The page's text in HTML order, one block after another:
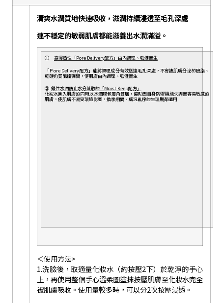
清爽水潤質地快速吸收，滋潤持續浸透至毛孔深處
連不穩定的敏弱肌膚都能滋養出水潤滿溢。
① 高浸透性「Pore Delivery配方」由內調理、強健而生
「Ｐore Delivery配方」能將調理成分有效送達毛孔深處，不會被肌膚分泌的皮脂、
乾硬角質阻擋彈開，使肌膚由內調理、強健而生
② 鎖住水潤防止水分蒸散的「Moist Keep配方」
化妝水進入肌膚的同時以水潤膜包覆角質層，協助因自身防禦機能失調而容易敏感的
肌膚，使肌膚不易受環境影響，換季期間、膚況亂序的生理期都適用
＜使用方法>
1.洗臉後，取適量化妝水（約按壓2下）於乾淨的手心
上，再使用整個手心溫柔圖塗抹按壓肌膚至化妝水完全
被肌膚吸收。使用量較多時，可以分2次按壓浸透。